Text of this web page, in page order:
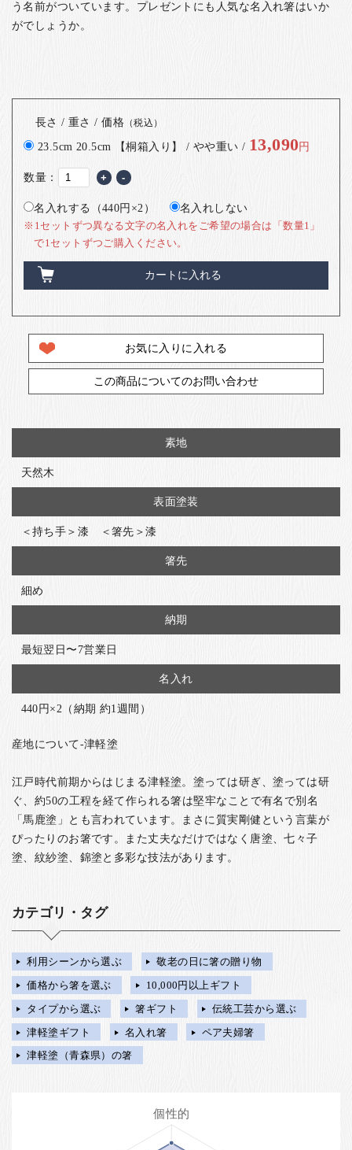
う名前がついています。 プレゼントにも人気な名入れ箸はいか
がでしょうか。
長さ / 重さ / 価格 （税込）
23.5cm 20.5cm 【桐箱入り】 / やや重い / 13,090円
数量： + -
名入れする（440円×2） 名入れしない
※1セットずつ異なる文字の名入れをご希望の場合は「数量1」
で1セットずつご購入ください。
カートに入れる
お気に入りに入れる
この商品についてのお問い合わせ
素地
天然木
表面塗装
＜持ち手＞漆 ＜箸先＞漆
箸先
細め
納期
最短翌日〜7営業日
名入れ
440円×2（納期 約1週間）
産地について-津軽塗
江戸時代前期からはじまる津軽塗。塗っては研ぎ、塗っては研
ぐ、約50の工程を経て作られる箸は堅牢なことで有名で別名
「馬鹿塗」とも言われています。まさに質実剛健という言葉が
ぴったりのお箸です。また丈夫なだけではなく唐塗、七々子
塗、紋紗塗、錦塗と多彩な技法があります。
カテゴリ・タグ
利用シーンから選ぶ
敬老の日に箸の贈り物
価格から箸を選ぶ
10,000円以上ギフト
タイプから選ぶ
箸ギフト
伝統工芸から選ぶ
津軽塗ギフト
名入れ箸
ペア夫婦箸
津軽塗（青森県）の箸